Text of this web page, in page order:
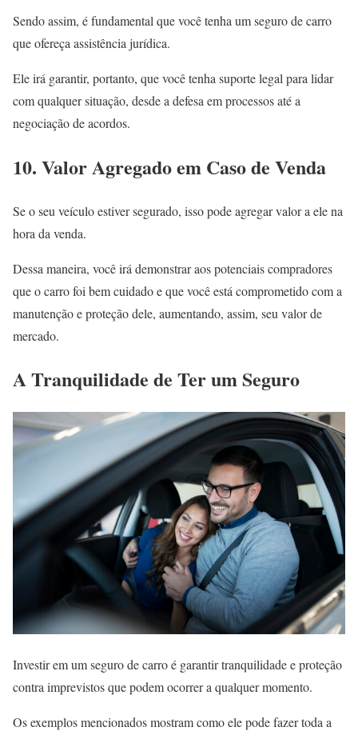
Sendo assim, é fundamental que você tenha um seguro de carro
que ofereça assistência jurídica.
Ele irá garantir, portanto, que você tenha suporte legal para lidar
com qualquer situação, desde a defesa em processos até a
negociação de acordos.
10. Valor Agregado em Caso de Venda
Se o seu veículo estiver segurado, isso pode agregar valor a ele na
hora da venda.
Dessa maneira, você irá demonstrar aos potenciais compradores
que o carro foi bem cuidado e que você está comprometido com a
manutenção e proteção dele, aumentando, assim, seu valor de
mercado.
A Tranquilidade de Ter um Seguro
Investir em um seguro de carro é garantir tranquilidade e proteção
contra imprevistos que podem ocorrer a qualquer momento.
Os exemplos mencionados mostram como ele pode fazer toda a